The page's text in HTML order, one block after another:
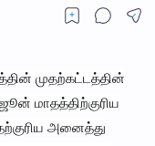
முதற்கட்டத்தின்
மாதத்திற்குரிய
அனைத்து